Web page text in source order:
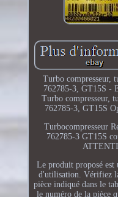
Turbo compresseur,
762785-3, GT15S -
Turbo compresseur,
762785-3, GT15S
Turbocompresseur
762785-3 GT15S
Le produit proposé est
d'utilisation. Vérifiez
pièce indiqué dans le
le numéro de la pièce